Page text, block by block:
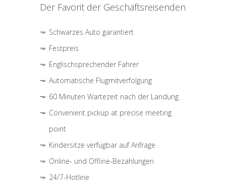
Der Favorit der Geschäftsreisenden
Schwarzes Auto garantiert
Festpreis
Englischsprechender Fahrer
Automatische Flugmitverfolgung
60 Minuten Wartezeit nach der Landung
Convenient pickup at precise meeting
point
Kindersitze verfügbar auf Anfrage
Online- und Offline-Bezahlungen
24/7-Hotline